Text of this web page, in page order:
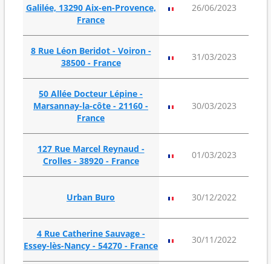
Galilée, 13290 Aix-en-Provence,
France
26/06/2023
8 Rue Léon Beridot - Voiron -
38500 - France
31/03/2023
50 Allée Docteur Lépine -
Marsannay-la-côte - 21160 -
France
30/03/2023
127 Rue Marcel Reynaud -
Crolles - 38920 - France
01/03/2023
Urban Buro 30/12/2022
4 Rue Catherine Sauvage -
Essey-lès-Nancy - 54270 - France
30/11/2022